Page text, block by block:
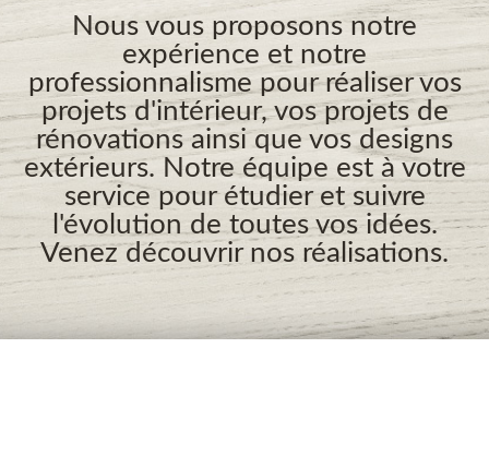
Nous vous proposons notre
expérience et notre
professionnalisme pour réaliser vos
projets d'intérieur, vos projets de
rénovations ainsi que vos designs
extérieurs. Notre équipe est à votre
service pour étudier et suivre
l'évolution de toutes vos idées.
Venez découvrir nos réalisations.